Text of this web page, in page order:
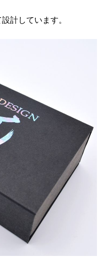
計しています。